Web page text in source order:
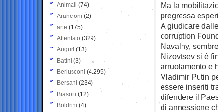
Ma la
pregressa
A giudicare
corruption
Navalny,
Nizovtsev si è
arruolamento e
Vladimir Putin
essere inseriti
difendere il
di annessione
Animali (74)
Arancioni (2)
arte (175)
Attentato (329)
Auguri (13)
Batini (3)
Berlusconi (4.295)
Bersani (234)
Biasotti (12)
Boldrini (4)